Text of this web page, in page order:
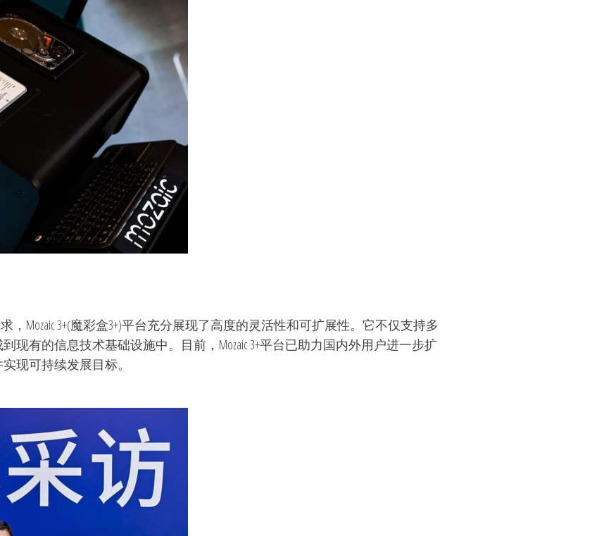
Mozaic 3+(魔彩盒3+)平台充分展现了高度的灵活性和可扩展性。它不仅支持多
现有的信息技术基础设施中。目前，Mozaic 3+平台已助力国内外用户进一步扩
现可持续发展目标。